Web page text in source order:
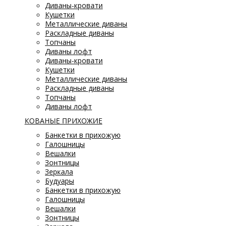
Диваны-кровати
Кушетки
Металлические диваны
Раскладные диваны
Топчаны
Диваны лофт
Диваны-кровати
Кушетки
Металлические диваны
Раскладные диваны
Топчаны
Диваны лофт
КОВАНЫЕ ПРИХОЖИЕ
Банкетки в прихожую
Галошницы
Вешалки
Зонтницы
Зеркала
Будуары
Банкетки в прихожую
Галошницы
Вешалки
Зонтницы